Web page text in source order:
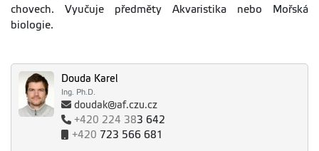
chovech. Vyučuje předměty Akvaristika nebo Mořská
biologie.
Douda Karel
Ing. Ph.D.
doudak@af.czu.cz
+420 224 383 642
+420 723 566 681